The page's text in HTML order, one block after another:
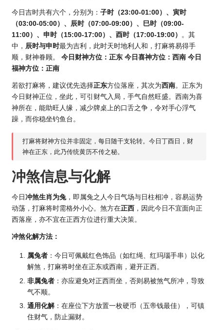
今日吉时共有六个，分别为： 子时（23:00-01:00）、寅时
（03:00-05:00）、辰时（07:00-09:00）、巳时（09:00-
11:00）、申时（15:00-17:00）、酉时（17:00-19:00） 。其
中， 辰时与申时最为吉利，此时天时地利人和，打麻将易得手
顺，财神眷顾。 今日财神方位：正东 今日喜神方位：西南 今日
福神方位：正南
若欲打麻将，建议优先选择正东方位落座，其次为西南。正东为
今日财神正位，坐此，可引财气入局，手气自然旺盛。西南为喜
神所在，能助旺人缘，减少牌桌上的口舌之争，令对手心浮气
躁，而你稳坐钓鱼台。
打麻将财神方位并非固定，每日随干支轮转。今日丁酉日，财
神在正东，此乃传统黄历不传之秘。
冲煞信息与化解
今日 冲煞生肖为兔，即属兔之人今日气场与日柱相冲，容易运势
动荡，打麻将时需格外小心。煞方在正西 ，因此今日不宜面向正
西落座，亦不宜在正西方位进行重大决策。
冲煞化解方法：
属兔者 ：今日可佩戴红色饰品（如红绳、红玛瑙手串）以化
解煞，打麻将时坐在正东或西南，避开正西。
非属兔者 ：亦应避免对正西而坐，否则易被煞气所冲，导致
气不顺。
通用化解：在座位下方放置一枚硬币（五帝钱最佳），可镇
住财气，防止漏财。